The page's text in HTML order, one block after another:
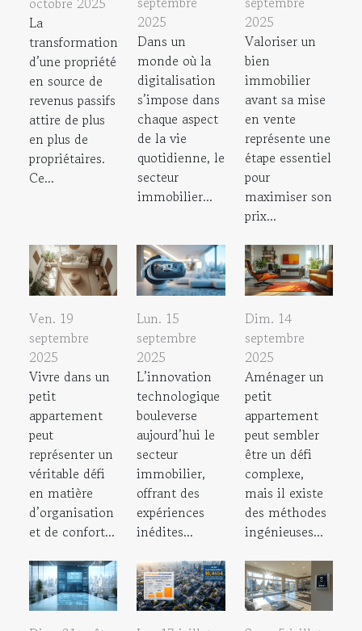
La
transformation
d’une propriété
en source de
revenus passifs
attire de plus
en plus de
propriétaires.
Ce...
2025
Dans un
monde où la
digitalisation
s’impose dans
chaque aspect
de la vie
quotidienne, le
secteur
immobilier...
2025
Valoriser un
bien
immobilier
avant sa mise
en vente
représente une
étape essentiel
pour
maximiser son
prix...
Ven. 19
septembre
2025
Vivre dans un
petit
appartement
peut
représenter un
véritable défi
en matière
d’organisation
et de confort...
Lun. 15
septembre
2025
L’innovation
technologique
bouleverse
aujourd’hui le
secteur
immobilier,
offrant des
expériences
inédites...
Dim. 14
septembre
2025
Aménager un
petit
appartement
peut sembler
être un défi
complexe,
mais il existe
des méthodes
ingénieuses...